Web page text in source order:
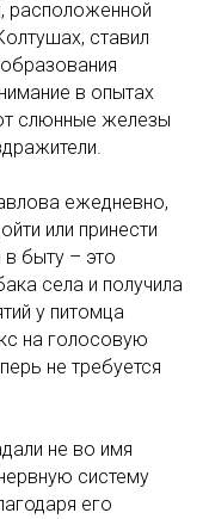
расположенной
ставил
в опытах
слюнные железы
ежедневно,
или принести
быту – это
села и получила
у питомца
на голосовую
не требуется
не во имя
систему
его